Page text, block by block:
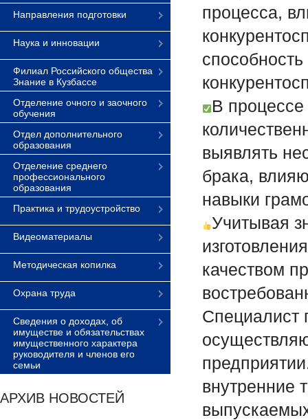
Направления подготовки
Наука и инновации
Филиал Российского общества
Знание в Кузбассе
Отделение очного и заочного
обучения
Отдел дополнительного
образования
Отделение среднего
профессионального
образования
Практика и трудоустройство
Видеоматериалы
Методическая копилка
Охрана труда
Сведения о доходах, об
имуществе и обязательствах
имущественного характера
руководителя и членов его
семьи
АРХИВ НОВОСТЕЙ
процесса,
В процессе
выявлять
брака,
навыки
Учитывая
качеством
Специалист
внутренние